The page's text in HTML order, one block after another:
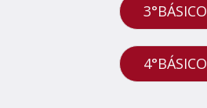
3°BÁSICO
4°BÁSICO